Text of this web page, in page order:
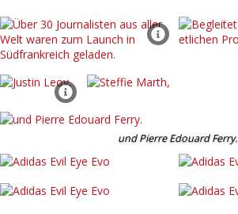
und Pierre Edouard Ferry.